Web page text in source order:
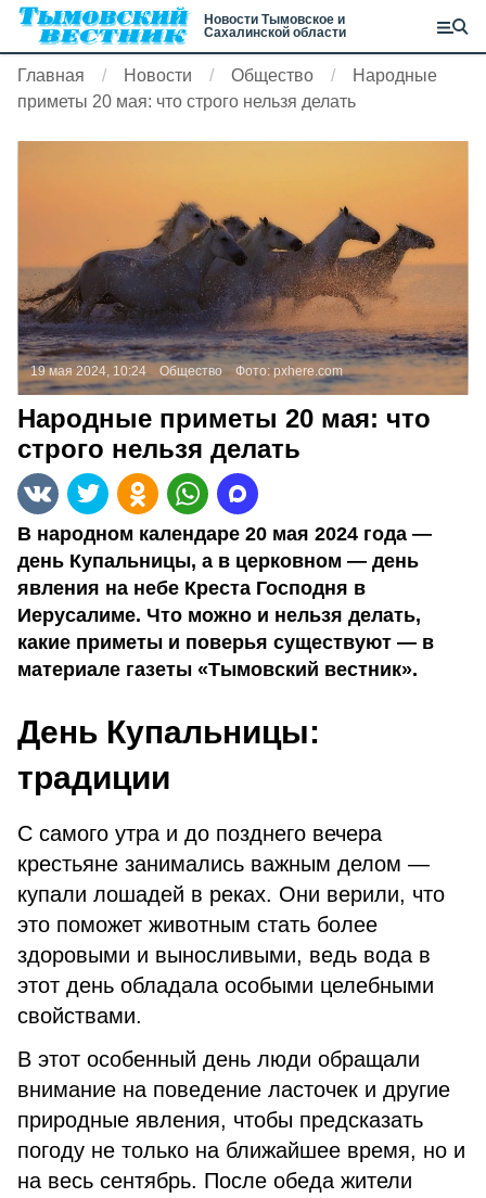
Новости Тымовское и
Сахалинской области
Главная Новости Общество
Народные
приметы 20 мая: что строго нельзя делать
19 мая 2024, 10:24 Общество Фото:pxhere.com
Народные приметы 20 мая: что
строго нельзя делать
В народном календаре 20 мая 2024 года —
день Купальницы, а в церковном — день
явления на небе Креста Господня в
Иерусалиме. Что можно и нельзя делать,
какие приметы и поверья существуют — в
материале газеты «Тымовский вестник».
День Купальницы:
традиции
С самого утра и до позднего вечера
крестьяне занимались важным делом —
купали лошадей в реках. Они верили, что
это поможет животным стать более
здоровыми и выносливыми, ведь вода в
этот день обладала особыми целебными
свойствами.
В этот особенный день люди обращали
внимание на поведение ласточек и другие
природные явления, чтобы предсказать
погоду не только на ближайшее время, но и
на весь сентябрь. После обеда жители